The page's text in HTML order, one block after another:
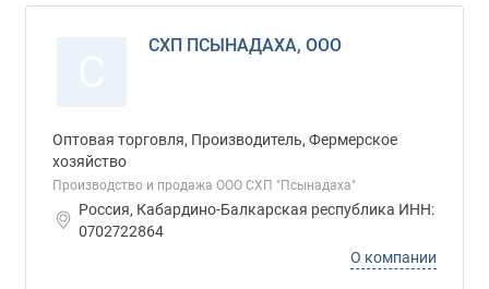
СХП ПСЫНАДАХА, ООО
Оптовая торговля, Производитель, Фермерское
хозяйство
Производство и продажа ООО СХП "Псынадаха"
Россия, Кабардино-Балкарская республика ИНН:
0702722864
О компании